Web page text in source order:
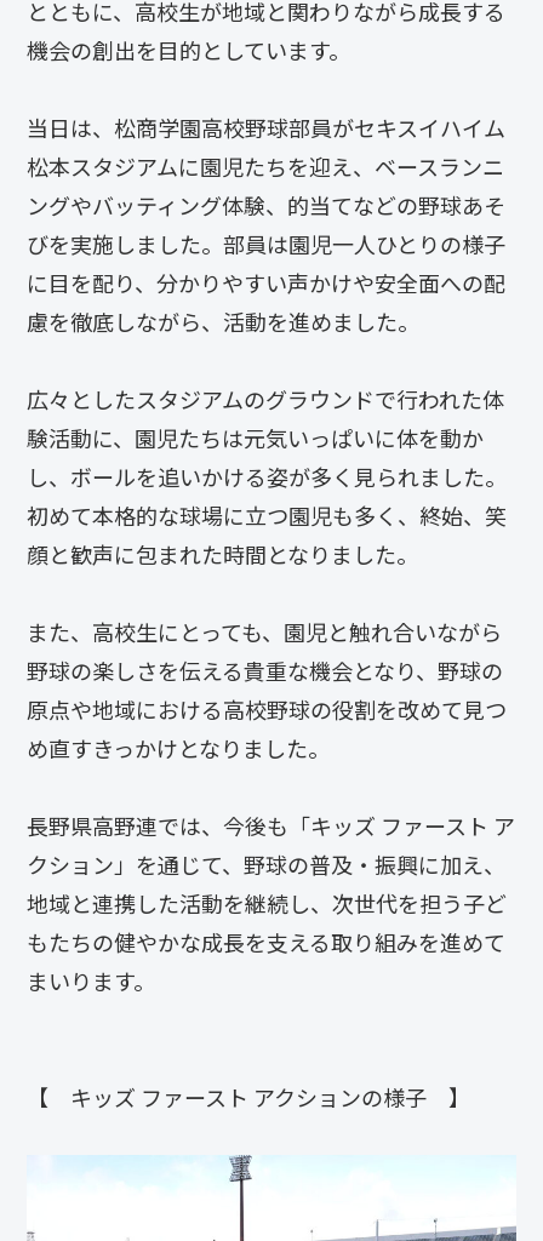
とともに、高校生が地域と関わりながら成長する
機会の創出を目的としています。
当日は、松商学園高校野球部員がセキスイハイム
松本スタジアムに園児たちを迎え、ベースランニ
ングやバッティング体験、的当てなどの野球あそ
びを実施しました。部員は園児一人ひとりの様子
に目を配り、分かりやすい声かけや安全面への配
慮を徹底しながら、活動を進めました。
広々としたスタジアムのグラウンドで行われた体
験活動に、園児たちは元気いっぱいに体を動か
し、ボールを追いかける姿が多く見られました。
初めて本格的な球場に立つ園児も多く、終始、笑
顔と歓声に包まれた時間となりました。
また、高校生にとっても、園児と触れ合いながら
野球の楽しさを伝える貴重な機会となり、野球の
原点や地域における高校野球の役割を改めて見つ
め直すきっかけとなりました。
長野県高野連では、今後も「キッズ ファースト ア
クション」を通じて、野球の普及・振興に加え、
地域と連携した活動を継続し、次世代を担う子ど
もたちの健やかな成長を支える取り組みを進めて
まいります。
【 キッズ ファースト アクションの様子 】